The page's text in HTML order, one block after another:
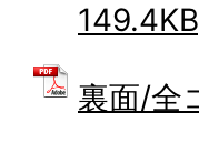
裏面/全